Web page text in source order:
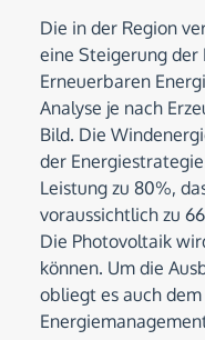
Die in der Region
eine Steigerung der
Erneuerbaren
Analyse je nach
Bild. Die
der
Leistung zu 80%,
voraussichtlich zu
Die Photovoltaik
können. Um die
obliegt es auch